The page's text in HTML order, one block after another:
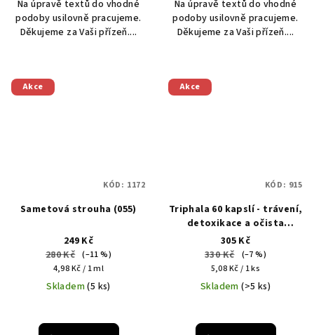
Na úpravě textů do vhodné
podoby usilovně pracujeme.
Děkujeme za Vaši přízeň....
Na úpravě textů do vhodné
podoby usilovně pracujeme.
Děkujeme za Vaši přízeň....
Akce
Sametová strouha (055)
249 Kč
280 Kč (–11 %)
Měrná
cena:
4,98 Kč / 1 ml
Skladem(5 ks)
KÓD: 1172
Akce
Triphala 60 kapslí - trávení,
detoxikace a očista
organismu
305 Kč
330 Kč
(–7 %)
Měrná
cena:
5,08 Kč / 1 ks
Skladem(>5 ks)
KÓD: 915